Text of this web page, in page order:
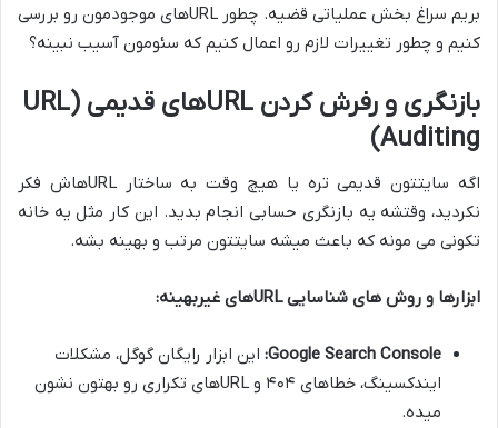
بریم سراغ بخش عملیاتی قضیه. چطور URLهای موجودمون رو بررسی
کنیم و چطور تغییرات لازم رو اعمال کنیم که سئومون آسیب نبینه؟
بازنگری و رفرش کردن URLهای قدیمی (URL
Auditing)
اگه سایتتون قدیمی تره یا هیچ وقت به ساختار URLهاش فکر
نکردید، وقتشه یه بازنگری حسابی انجام بدید. این کار مثل یه خانه
تکونی می مونه که باعث میشه سایتتون مرتب و بهینه بشه.
ابزارها و روش های شناسایی URLهای غیربهینه:
Google Search Console: این ابزار رایگان گوگل، مشکلات
ایندکسینگ، خطاهای ۴۰۴ و URLهای تکراری رو بهتون نشون
میده.